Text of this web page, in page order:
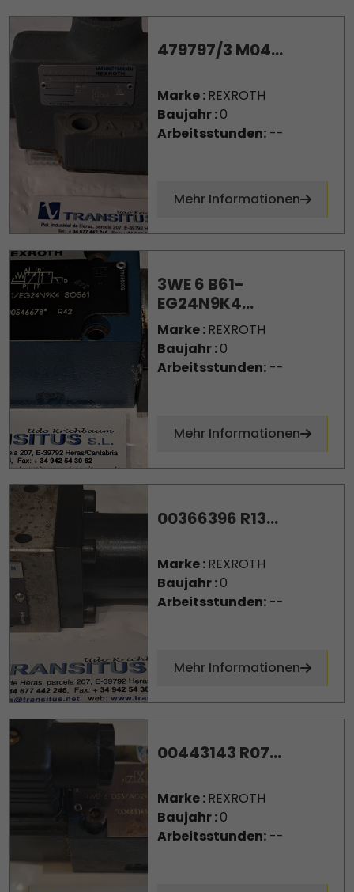
479797/3 M04...
Marke :REXROTH
Baujahr :0
Arbeitsstunden:--
Mehr Informationen
3WE 6 B61-
EG24N9K4...
Marke :REXROTH
Baujahr :0
Arbeitsstunden:--
Mehr Informationen
00366396 R13...
Marke :REXROTH
Baujahr :0
Arbeitsstunden:--
Mehr Informationen
00443143 R07...
Marke :REXROTH
Baujahr :0
Arbeitsstunden:--